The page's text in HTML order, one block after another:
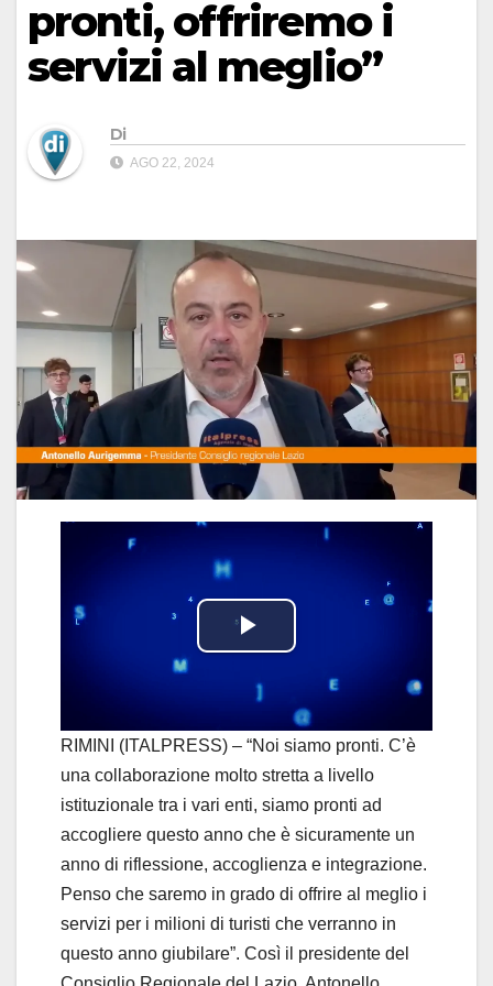
pronti, offriremo i
servizi al meglio”
Di
AGO 22, 2024
P
l
a
y
V
i
d
RIMINI (ITALPRESS) – “Noi siamo pronti. C’è
una collaborazione molto stretta a livello
istituzionale tra i vari enti, siamo pronti ad
accogliere questo anno che è sicuramente un
anno di riflessione, accoglienza e integrazione.
Penso che saremo in grado di offrire al meglio i
servizi per i milioni di turisti che verranno in
questo anno giubilare”. Così il presidente del